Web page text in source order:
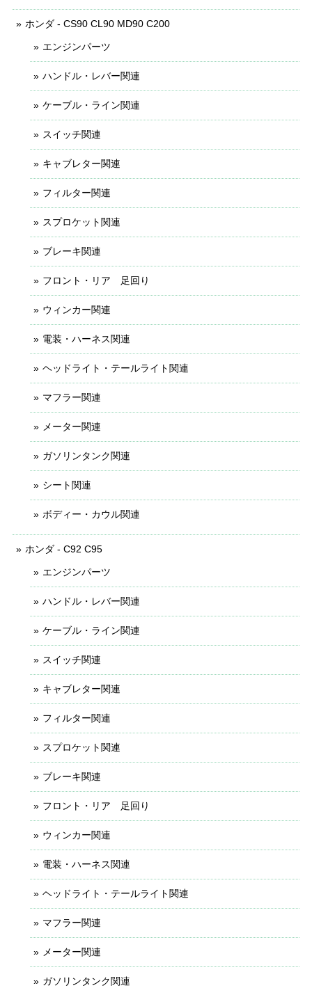
ホンダ - CS90 CL90 MD90 C200
エンジンパーツ
ハンドル・レバー関連
ケーブル・ライン関連
スイッチ関連
キャブレター関連
フィルター関連
スプロケット関連
ブレーキ関連
フロント・リア 足回り
ウィンカー関連
電装・ハーネス関連
ヘッドライト・テールライト関連
マフラー関連
メーター関連
ガソリンタンク関連
シート関連
ボディー・カウル関連
ホンダ - C92 C95
エンジンパーツ
ハンドル・レバー関連
ケーブル・ライン関連
スイッチ関連
キャブレター関連
フィルター関連
スプロケット関連
ブレーキ関連
フロント・リア 足回り
ウィンカー関連
電装・ハーネス関連
ヘッドライト・テールライト関連
マフラー関連
メーター関連
ガソリンタンク関連